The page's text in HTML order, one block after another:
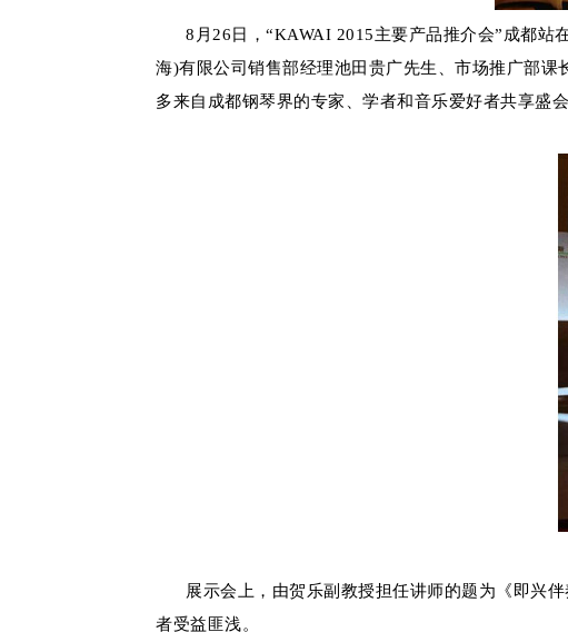
8月26日，“KAWAI 2015主要产品推介会”成都站
海)有限公司销售部经理池田贵广先生、市场推广部
多来自成都钢琴界的专家、学者和音乐爱好者共享盛
展示会上，由贺乐副教授担任讲师的题为《即兴伴
者受益匪浅。